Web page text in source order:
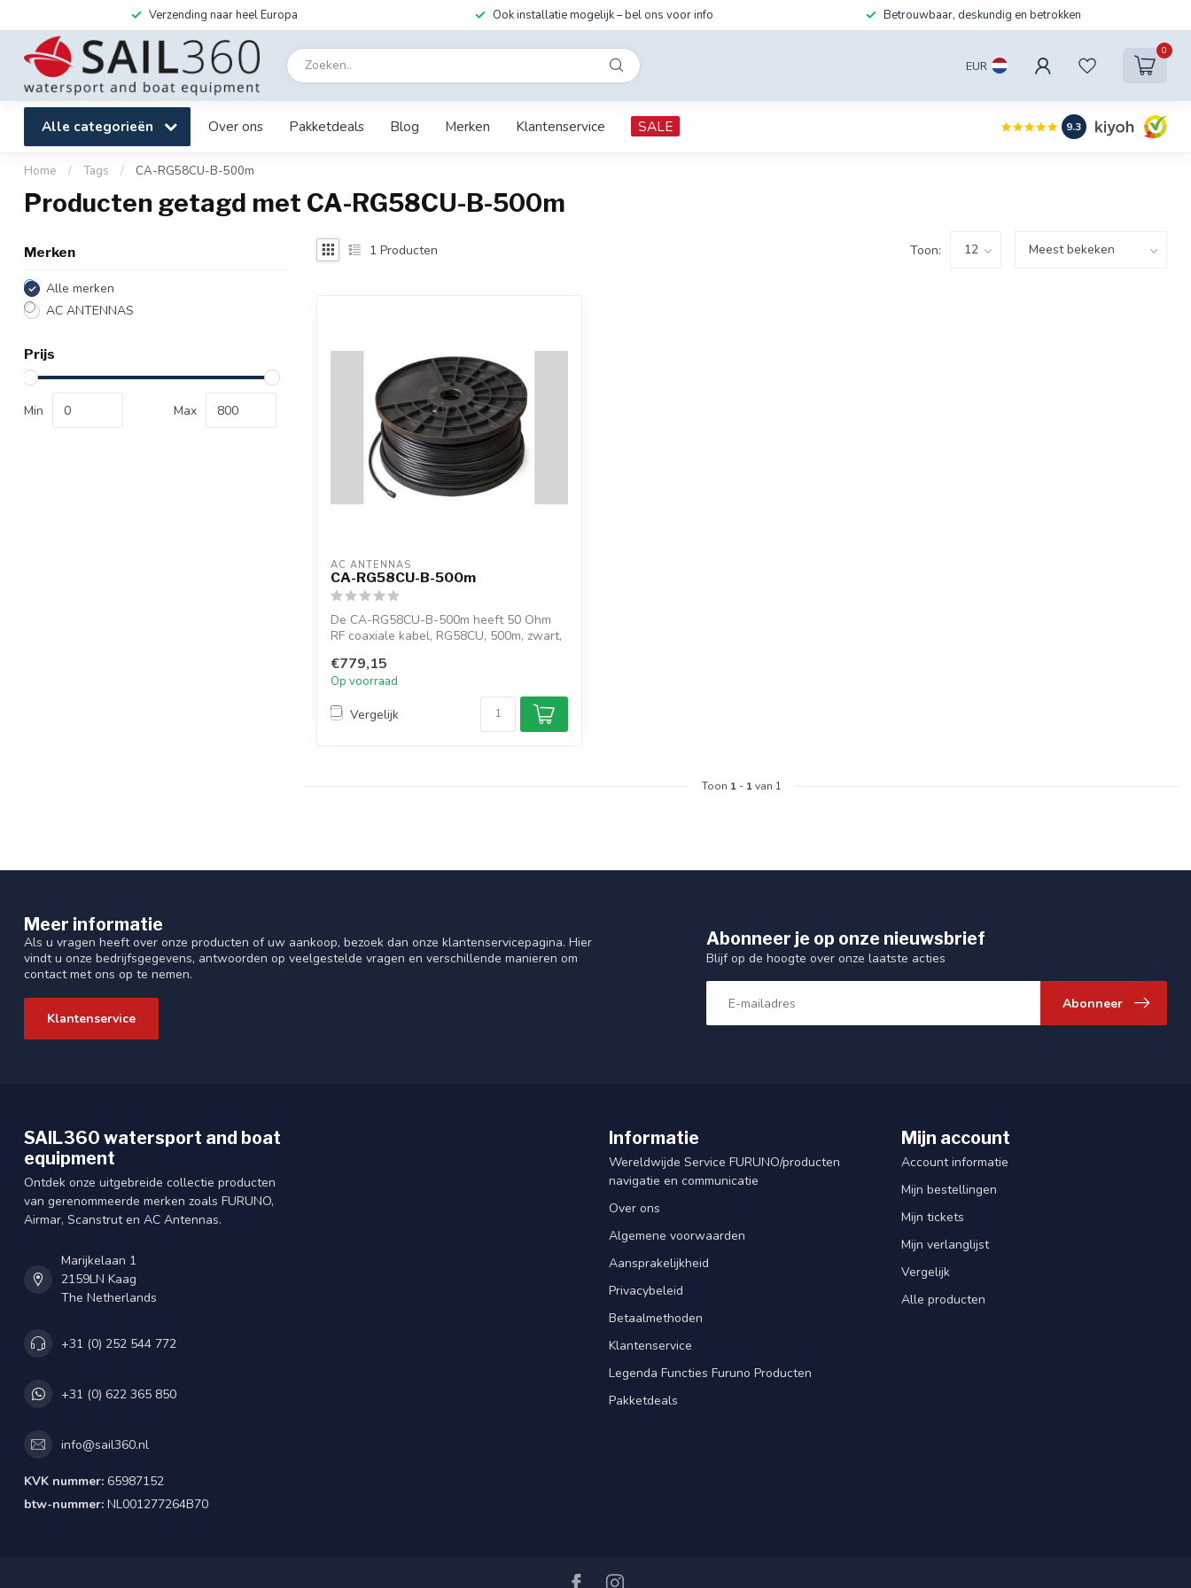
Verzending naar heel Europa Ook installatie mogelijk – bel ons voor info Betrouwbaar, deskundig en betrokken
EUR
0
Alle categorieën Over ons Pakketdeals Blog Merken Klantenservice SALE 9.3
Home / Tags / CA-RG58CU-B-500m
Producten getagd met CA-RG58CU-B-500m
Merken
Alle merken
AC ANTENNAS
Prijs
Min Max
1 Producten Toon:
AC ANTENNAS
CA-RG58CU-B-500m
De CA-RG58CU-B-500m heeft 50 Ohm
RF coaxiale kabel, RG58CU, 500m, zwart,
€779,15
Op voorraad
Vergelijk
Toon 1 - 1van 1
Meer informatie
Als u vragen heeft over onze producten of uw aankoop, bezoek dan onze klantenservicepagina. Hier
vindt u onze bedrijfsgegevens, antwoorden op veelgestelde vragen en verschillende manieren om
contact met ons op te nemen.
Klantenservice
Abonneer je op onze nieuwsbrief
Blijf op de hoogte over onze laatste acties
Abonneer
SAIL360 watersport and boat
equipment
Ontdek onze uitgebreide collectie producten
van gerenommeerde merken zoals FURUNO,
Airmar, Scanstrut en AC Antennas.
Marijkelaan 1
2159LN Kaag
The Netherlands
+31 (0) 252 544 772
+31 (0) 622 365 850
info@sail360.nl
KVK nummer: 65987152
btw-nummer: NL001277264B70
Informatie
Wereldwijde Service FURUNO/producten
navigatie en communicatie
Over ons
Algemene voorwaarden
Aansprakelijkheid
Privacybeleid
Betaalmethoden
Klantenservice
Legenda Functies Furuno Producten
Pakketdeals
Mijn account
Account informatie
Mijn bestellingen
Mijn tickets
Mijn verlanglijst
Vergelijk
Alle producten